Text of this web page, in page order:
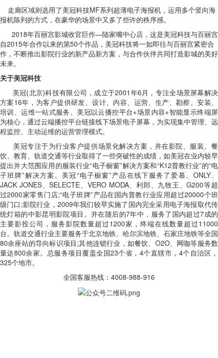
走廊区域则选用了美冠科技MF系列超薄电子海报机，运用多个竖向海
报机陈列的方式，在豪华的场景中又多了些许的秩序感。
2018年百丽宫影城收官巨作—陆家嘴中心店，这是美冠科技与百丽宫
自2015年合作以来的第50个作品，美冠科技将一如即往与百丽宫紧密合
作，不断推出影院行业的新产品新方案，与合作伙伴共同打造影城的美好
未来。
关于美冠科技
美冠(北京)科技有限公司，成立于2001年6月，专注全场景屏幕解决
方案16年，为客户提供研发、设计、内容、运营、生产、勘察、安装、
培训、运维一站式服务。美冠以云播控平台+场景内容+智能显示终端屏
为核心，通过云端播控平台链接线下场景电子屏幕，为实现集中管理、远
程监控、主动运维的运营管理模式。
美冠专注于为行业客户提供场景化解决方案，并在影院、服装、餐
饮、教育、轨道交通等行业取得了一些突破性的成绩，如美冠在业内较早
提出并大范围应用的服装行业“电子橱窗”解决方案和“K12普教行业”的“电
子班牌”解决方案。美冠“电子橱窗”产品在线下服务了爱慕、ONLY、
JACK JONES、SELECTE、VERO MODA、利郎、九牧王、G200等超
过2000家零售门店;“电子班牌”产品在国内普教行业应用超过20000个班
级门口;影院行业，2009年我们较早实施了国内完全采用电子海报取代传
统灯箱的中影昆明影院项目。并在随后的7年中，服务了国内超过7成的
主要影投公司，服务影院数量超过1200家，终端在线数量超过11000
台。轨道交通行业主要服务于北京地铁、哈尔滨地铁、石家庄地铁等全国
80余座站的导向标识项目;其他连锁行业，如餐饮、O2O、网咖等服务数
量达800余家。总服务项目覆盖全国23个省，4个直辖市，4个自治区，
325个地市。
全国客服热线：4008-988-916